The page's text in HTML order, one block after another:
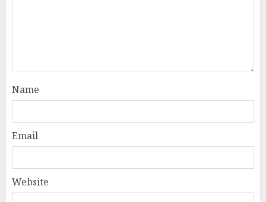
Name
Email
Website